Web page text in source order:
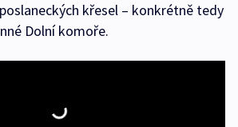
křesel – konkrétně tedy
Dolní komoře.